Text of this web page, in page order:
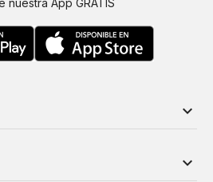
keyboard_arrow_down
keyboard_arrow_down